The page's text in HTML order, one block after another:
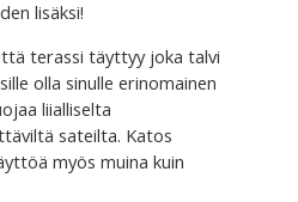
lisäksi!
terassi täyttyy joka talvi
olla sinulle erinomainen
liialliselta
sateilta. Katos
myös muina kuin